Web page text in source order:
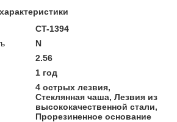
CT-1394
N
2.56
1 год
4 острых лезвия,
Стеклянная чаша, Лезвия из
высококачественной стали,
Прорезиненное основание